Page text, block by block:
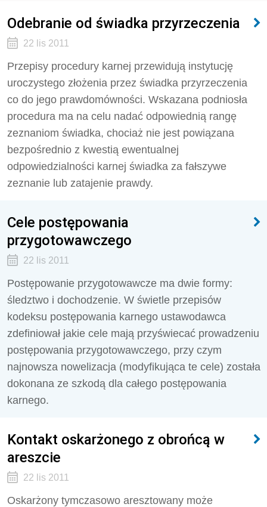
Odebranie od świadka przyrzeczenia
22 lis 2011
Przepisy procedury karnej przewidują instytucję
uroczystego złożenia przez świadka przyrzeczenia
co do jego prawdomówności. Wskazana podniosła
procedura ma na celu nadać odpowiednią rangę
zeznaniom świadka, chociaż nie jest powiązana
bezpośrednio z kwestią ewentualnej
odpowiedzialności karnej świadka za fałszywe
zeznanie lub zatajenie prawdy.
Cele postępowania
przygotowawczego
22 lis 2011
Postępowanie przygotowawcze ma dwie formy:
śledztwo i dochodzenie. W świetle przepisów
kodeksu postępowania karnego ustawodawca
zdefiniował jakie cele mają przyświecać prowadzeniu
postępowania przygotowawczego, przy czym
najnowsza nowelizacja (modyfikująca te cele) została
dokonana ze szkodą dla całego postępowania
karnego.
Kontakt oskarżonego z obrońcą w
areszcie
22 lis 2011
Oskarżony tymczasowo aresztowany może